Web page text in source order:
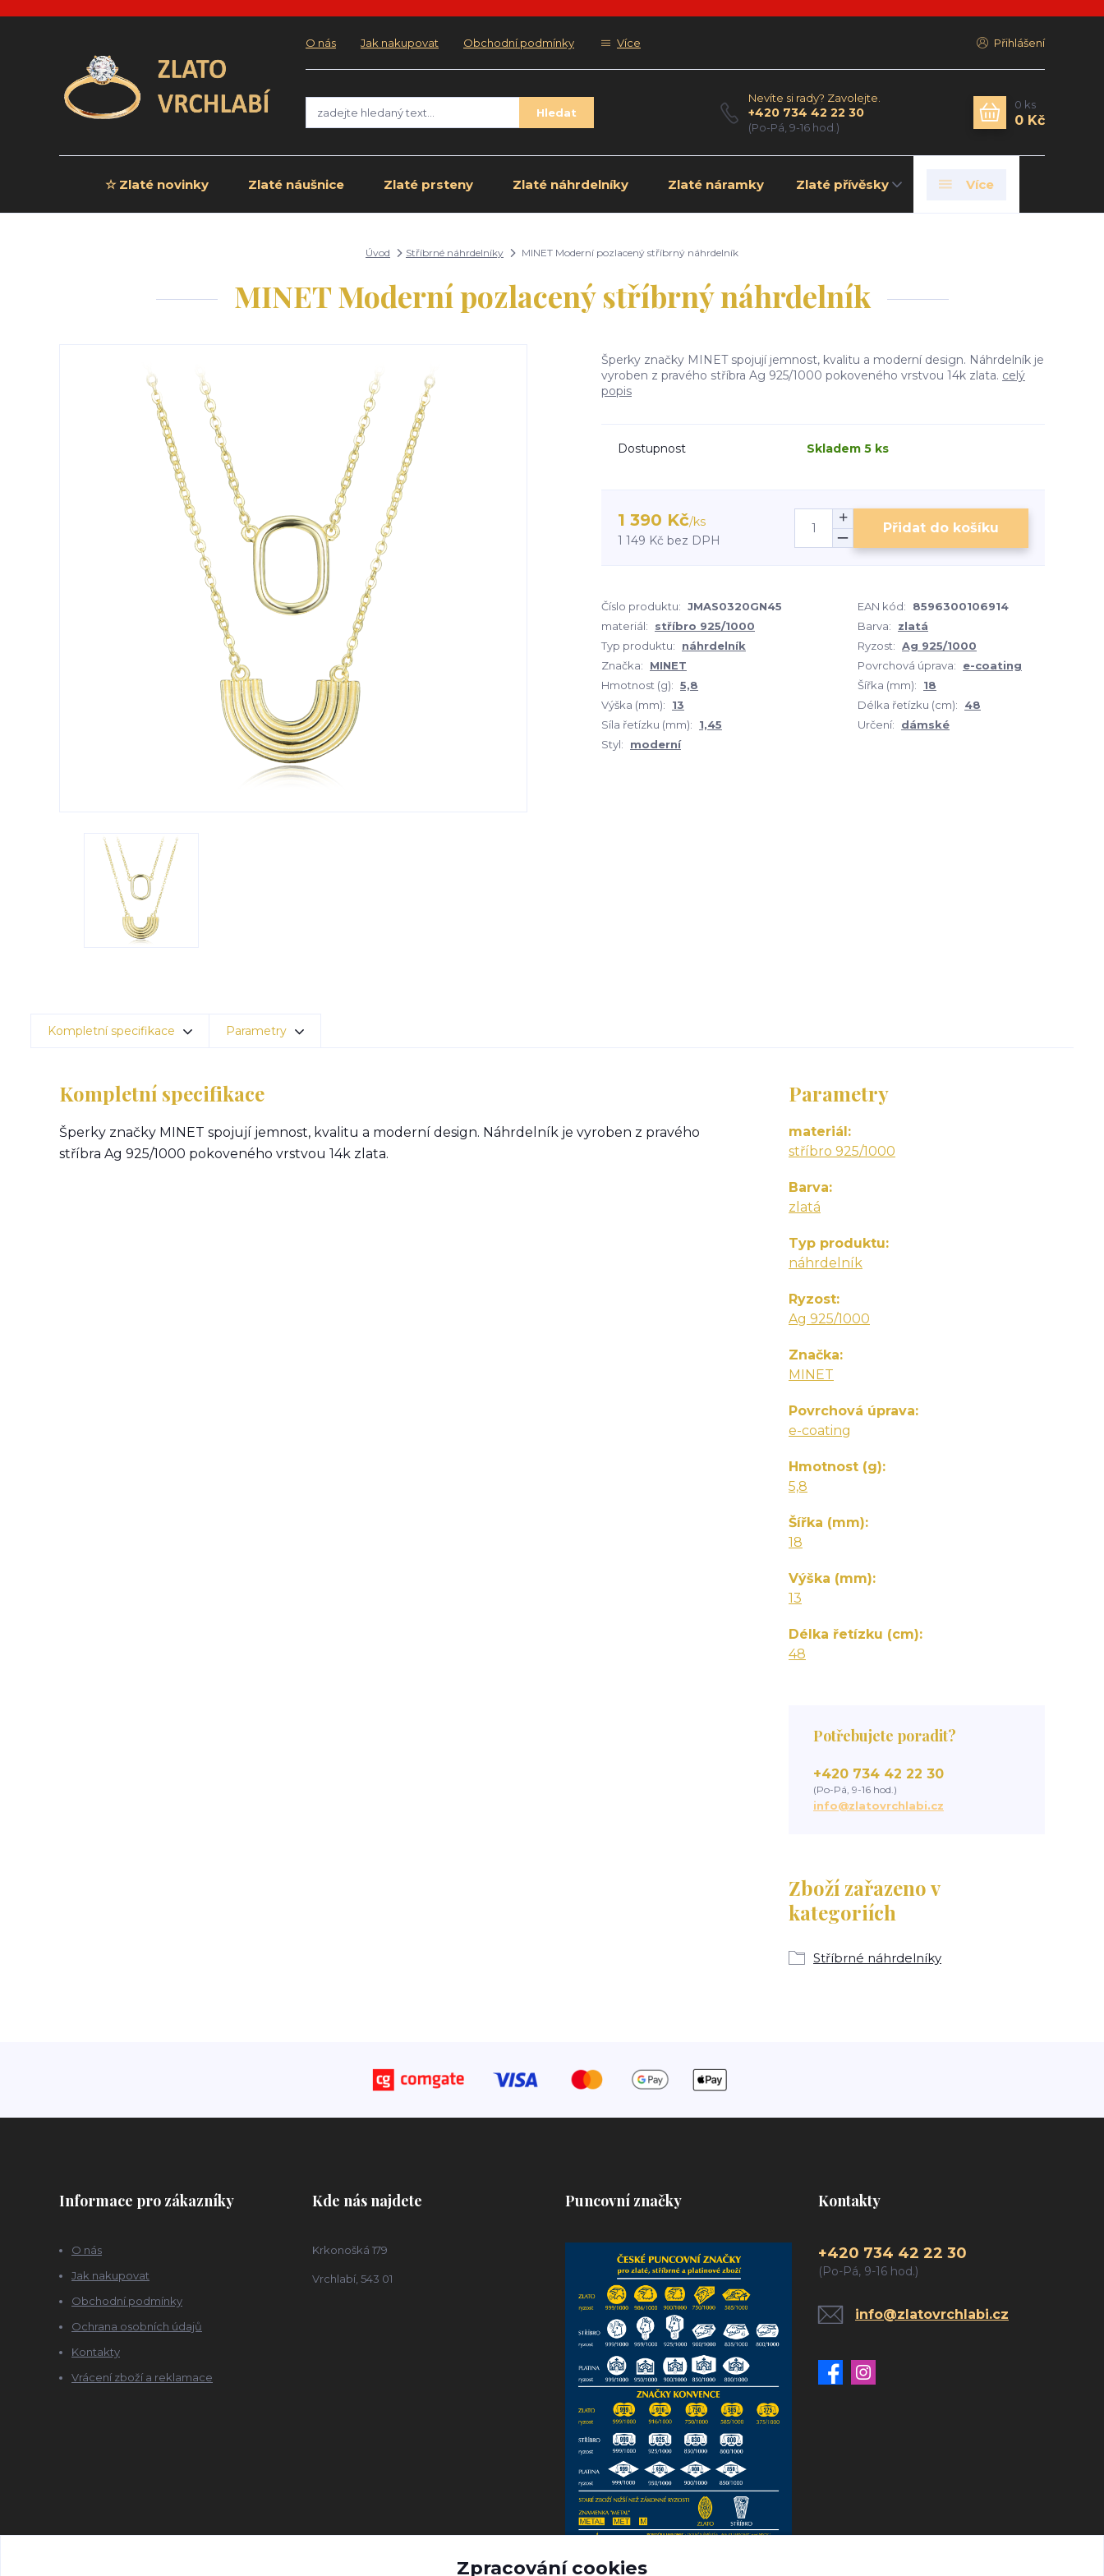
O nás Jak nakupovat Obchodní podmínky Více Přihlášení
Hledat
Nevíte si rady? Zavolejte.
+420 734 42 22 30
(Po-Pá, 9-16 hod.)
0 ks
0 Kč
☆ Zlaté novinky Zlaté náušnice Zlaté prsteny Zlaté náhrdelníky Zlaté náramky Zlaté přívěsky Více
Úvod Stříbrné náhrdelníky MINET Moderní pozlacený stříbrný náhrdelník
MINET Moderní pozlacený stříbrný náhrdelník
Šperky značky MINET spojují jemnost, kvalitu a moderní design. Náhrdelník je
vyroben z pravého stříbra Ag 925/1000 pokoveného vrstvou 14k zlata. celý
popis
Dostupnost Skladem 5 ks
1 390 Kč/ks
1 149 Kč bez DPH
Přidat do košíku
Číslo produktu: JMAS0320GN45 EAN kód:
8596300106914
materiál:
stříbro 925/1000 Barva:
zlatá
Typ produktu:
náhrdelník Ryzost: Ag 925/1000
Značka:
MINET Povrchová úprava:
e-coating
Hmotnost (g): 5,8 Šířka (mm):
18
Výška (mm):
13 Délka řetízku (cm):
48
Síla řetízku (mm):
1,45 Určení:
dámské
Styl:
moderní
Kompletní specifikace Parametry
Kompletní specifikace
Šperky značky MINET spojují jemnost, kvalitu a moderní design. Náhrdelník je vyroben z pravého
stříbra Ag 925/1000 pokoveného vrstvou 14k zlata.
Parametry
materiál
stříbro 925/1000
Barva
zlatá
Typ produktu
náhrdelník
Ryzost
Ag 925/1000
Značka
MINET
Povrchová úprava
e-coating
Hmotnost (g)
5,8
Šířka (mm)
18
Výška (mm)
13
Délka řetízku (cm)
48
Zboží zařazeno v
kategoriích
Stříbrné náhrdelníky
Potřebujete poradit?
+420 734 42 22 30
(Po-Pá, 9-16 hod.)
info@zlatovrchlabi.cz
Informace pro zákazníky
O nás
Jak nakupovat
Obchodní podmínky
Ochrana osobních údajů
Kontakty
Vrácení zboží a reklamace
Kde nás najdete
Krkonošká 179
Vrchlabí, 543 01
Puncovní značky Kontakty
+420 734 42 22 30
(Po-Pá, 9-16 hod.)
info@zlatovrchlabi.cz
Zpracování cookies